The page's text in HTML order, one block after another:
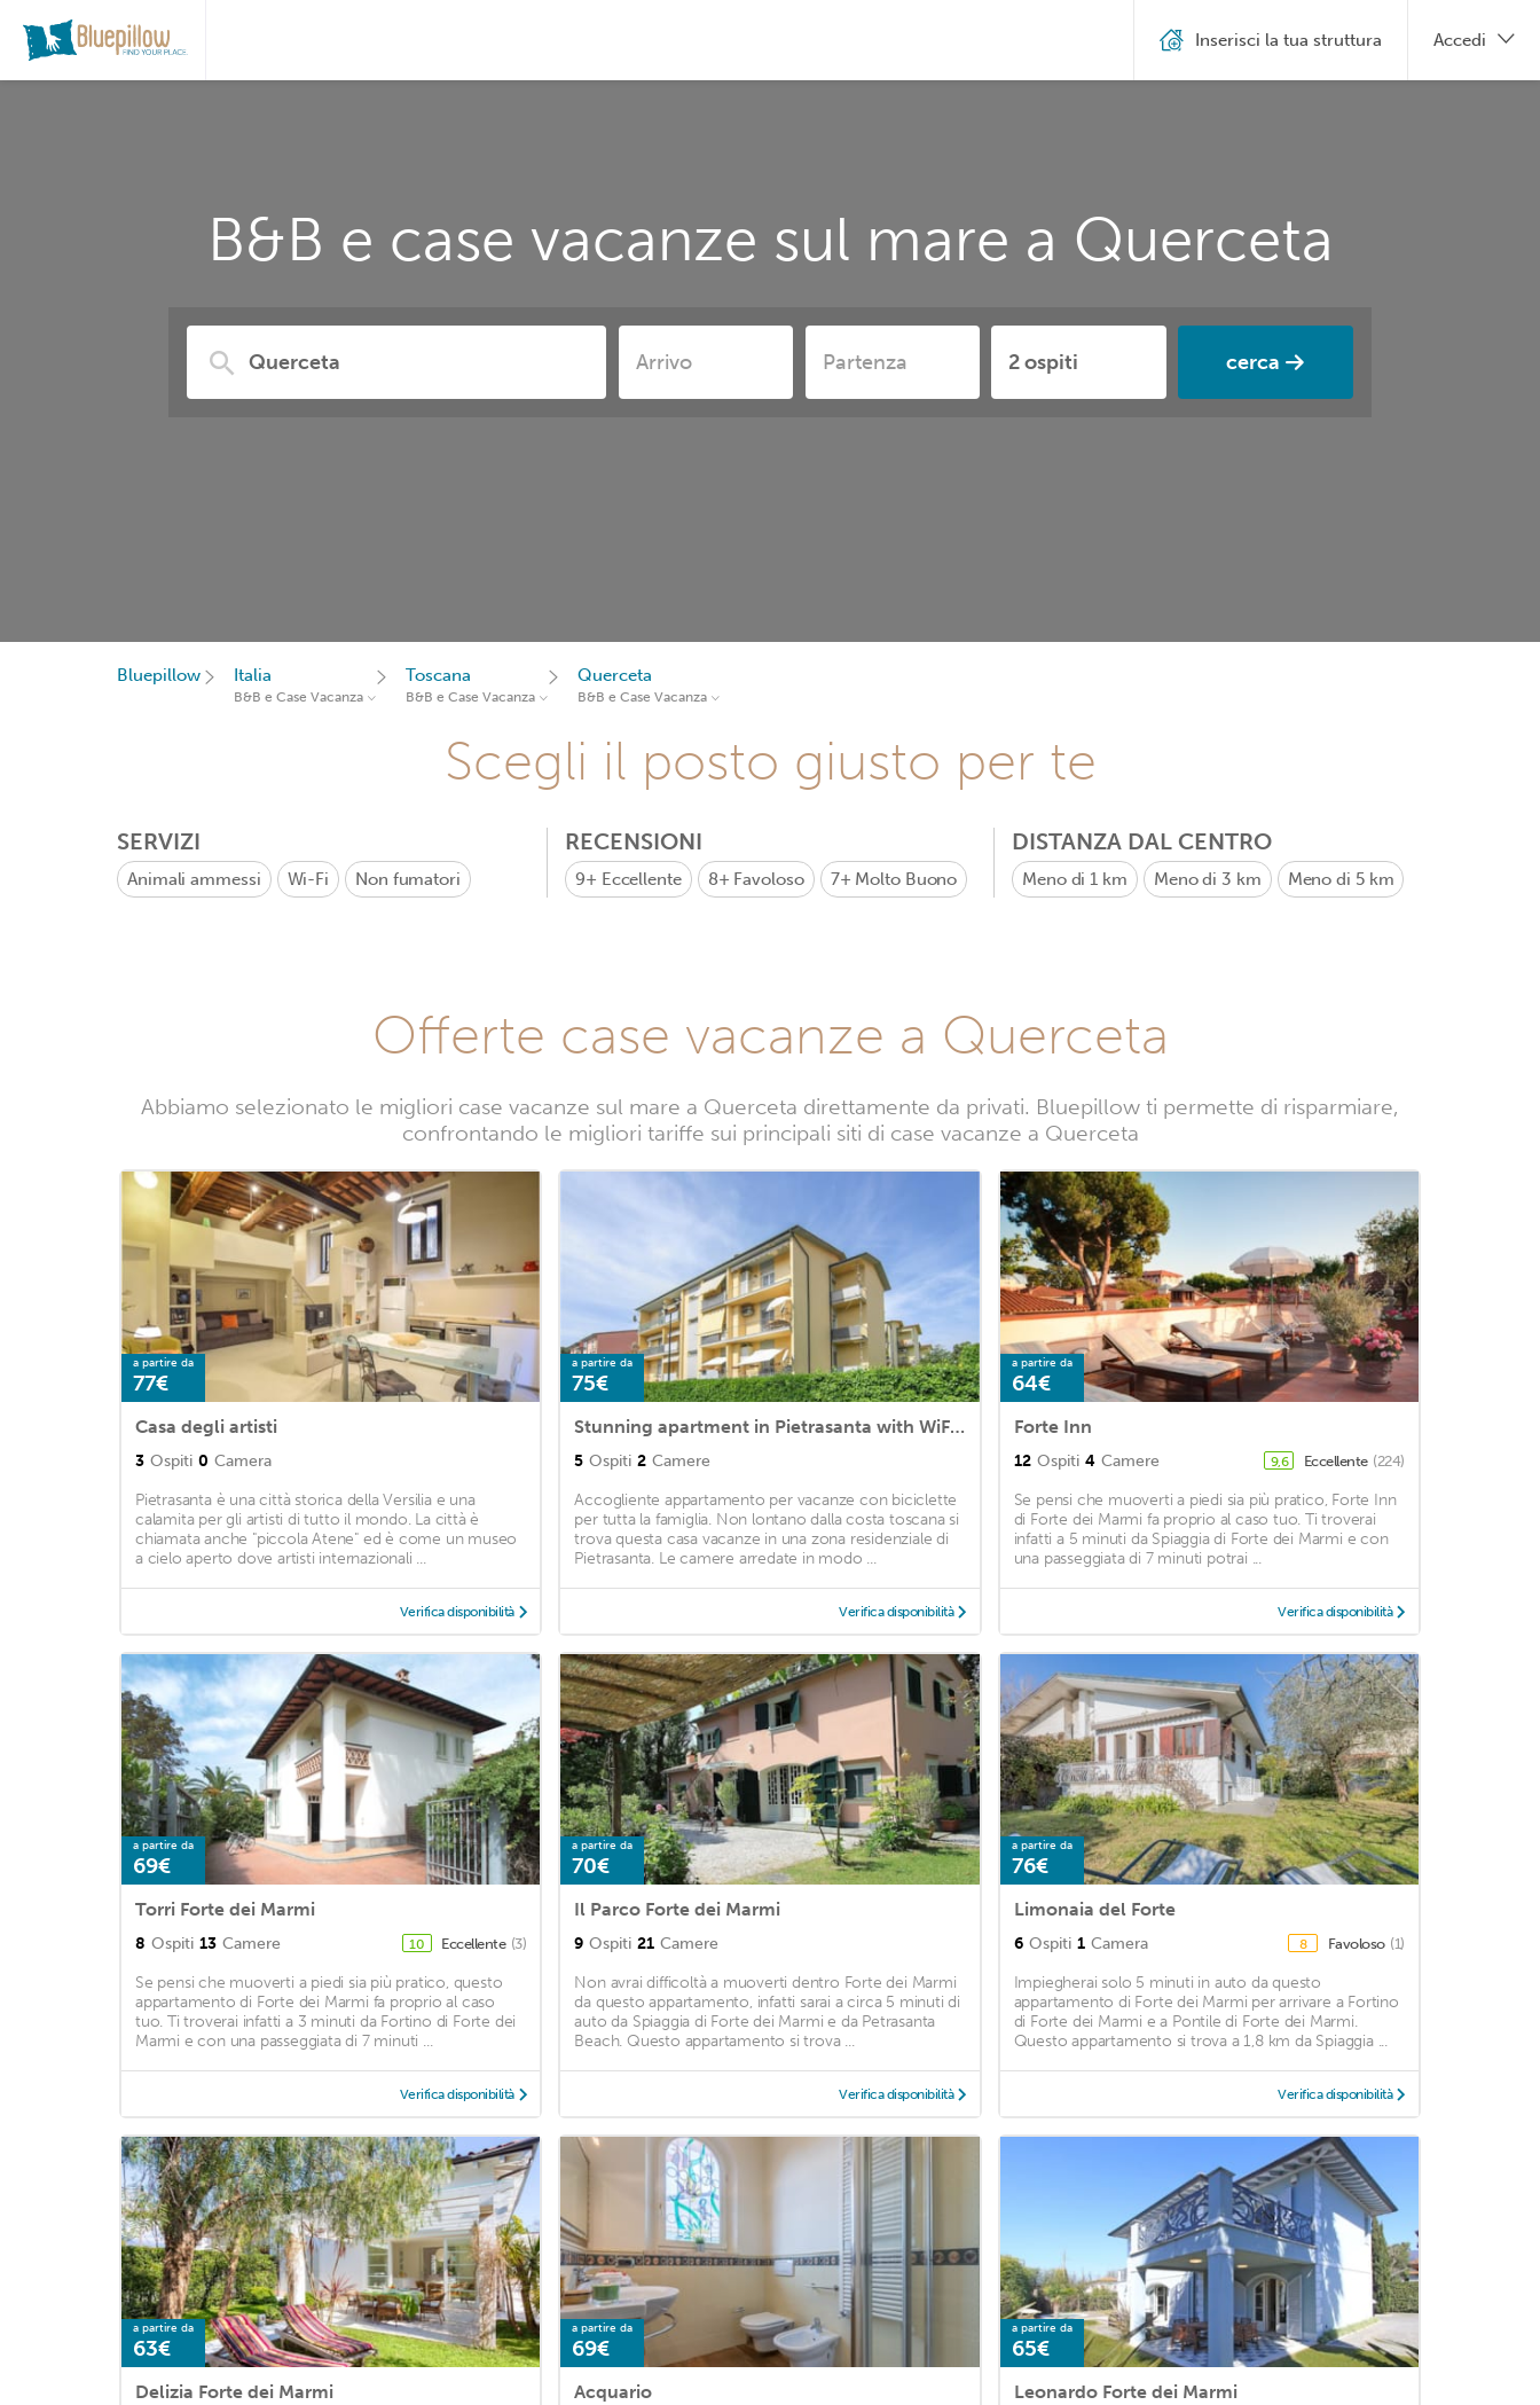
B&B e case vacanze sul mare a Querceta
cerca
Inserisci la tua struttura Accedi
Bluepillow Italia
B&B e Case Vacanza
Toscana
B&B e Case Vacanza
Querceta
B&B e Case Vacanza
Scegli il posto giusto per te
SERVIZI
Animali ammessi Wi-Fi Non fumatori
RECENSIONI
9+ Eccellente 8+ Favoloso 7+ Molto Buono
DISTANZA DAL CENTRO
Meno di 1 km Meno di 3 km Meno di 5 km
Offerte case vacanze a Querceta
Abbiamo selezionato le migliori case vacanze sul mare a Querceta direttamente da privati. Bluepillow ti permette di risparmiare,
confrontando le migliori tariffe sui principali siti di case vacanze a Querceta
a partire da
77€
Casa degli artisti
3 Ospiti 0 Camera
Pietrasanta è una città storica della Versilia e una
calamita per gli artisti di tutto il mondo. La città è
chiamata anche "piccola Atene" ed è come un museo
a cielo aperto dove artisti internazionali ...
Verifica disponibilità
a partire da
75€
Stunning apartment in Pietrasanta with WiFi and 2 Bedrooms
5 Ospiti 2 Camere
Accogliente appartamento per vacanze con biciclette
per tutta la famiglia. Non lontano dalla costa toscana si
trova questa casa vacanze in una zona residenziale di
Pietrasanta. Le camere arredate in modo ...
Verifica disponibilità
a partire da
64€
Forte Inn
12 Ospiti 4 Camere 9,6 Eccellente (224)
Se pensi che muoverti a piedi sia più pratico, Forte Inn
di Forte dei Marmi fa proprio al caso tuo. Ti troverai
infatti a 5 minuti da Spiaggia di Forte dei Marmi e con
una passeggiata di 7 minuti potrai ...
Verifica disponibilità
a partire da
69€
Torri Forte dei Marmi
8 Ospiti 13 Camere 10 Eccellente (3)
Se pensi che muoverti a piedi sia più pratico, questo
appartamento di Forte dei Marmi fa proprio al caso
tuo. Ti troverai infatti a 3 minuti da Fortino di Forte dei
Marmi e con una passeggiata di 7 minuti ...
Verifica disponibilità
a partire da
70€
Il Parco Forte dei Marmi
9 Ospiti 21 Camere
Non avrai difficoltà a muoverti dentro Forte dei Marmi
da questo appartamento, infatti sarai a circa 5 minuti di
auto da Spiaggia di Forte dei Marmi e da Petrasanta
Beach. Questo appartamento si trova ...
Verifica disponibilità
a partire da
76€
Limonaia del Forte
6 Ospiti 1 Camera 8 Favoloso (1)
Impiegherai solo 5 minuti in auto da questo
appartamento di Forte dei Marmi per arrivare a Fortino
di Forte dei Marmi e a Pontile di Forte dei Marmi.
Questo appartamento si trova a 1,8 km da Spiaggia ...
Verifica disponibilità
a partire da
63€
Delizia Forte dei Marmi
a partire da
69€
Acquario
a partire da
65€
Leonardo Forte dei Marmi